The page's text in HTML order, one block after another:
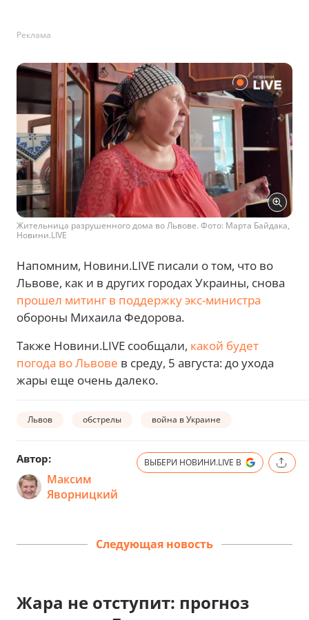
Реклама
Жительница разрушенного дома во Львове. Фото: Марта Байдака,
Новини.LIVE
Напомним, Новини.LIVE писали о том, что во
Львове, как и в других городах Украины, снова
прошел митинг в поддержку экс-министра
обороны Михаила Федорова.
Также Новини.LIVE сообщали, какой будет
погода во Львове в среду, 5 августа: до ухода
жары еще очень далеко.
Львов обстрелы война в Украине
Автор:
Максим
Яворницкий
ВЫБЕРИ НОВИНИ.LIVE В
Следующая новость
Жара не отступит: прогноз